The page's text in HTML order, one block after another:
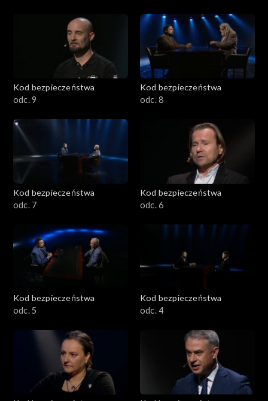
Kod bezpieczeństwa
odc. 9
Kod bezpieczeństwa
odc. 8
Kod bezpieczeństwa
odc. 7
Kod bezpieczeństwa
odc. 6
Kod bezpieczeństwa
odc. 5
Kod bezpieczeństwa
odc. 4